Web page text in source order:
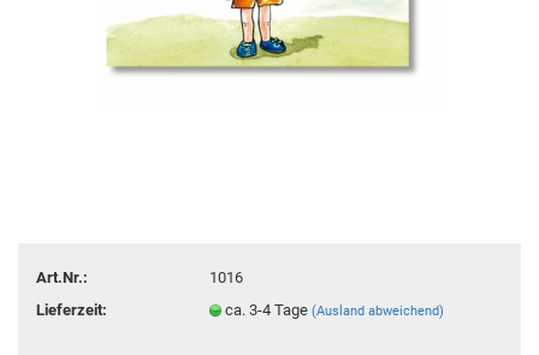
Art.Nr.:
1016
Lieferzeit:
ca. 3-4 Tage(Ausland abweichend)